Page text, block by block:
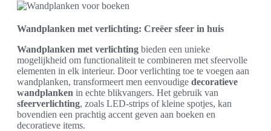
Wandplanken met verlichting: Creëer sfeer in huis
Wandplanken met verlichting bieden een unieke
mogelijkheid om functionaliteit te combineren met sfeervolle
elementen in elk interieur. Door verlichting toe te voegen aan
wandplanken, transformeert men eenvoudige decoratieve
wandplanken in echte blikvangers. Het gebruik van
sfeerverlichting, zoals LED-strips of kleine spotjes, kan
bovendien een prachtig accent geven aan boeken en
decoratieve items.